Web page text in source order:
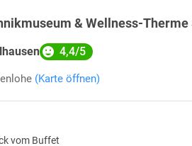
und Events im Odenwald,
lockt zahlreiche Besucher in den
Event am Silvesterabend an.
für einen gelungenen
über dem Fluss am schönsten
& Wellness-Therme
4,4/5
(Karte öffnen)
vom Buffet